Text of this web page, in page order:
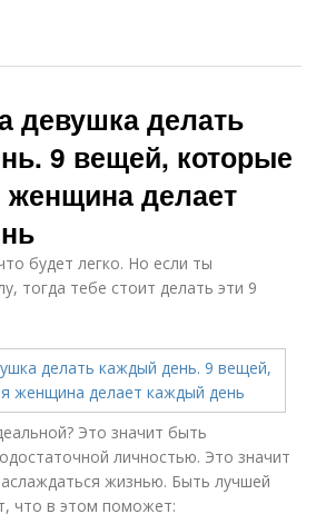
девушка делать
9 вещей, которые
женщина делает
будет легко. Но если ты
тогда тебе стоит делать эти 9
Это значит быть
личностью. Это значит
жизнью. Быть лучшей
что в этом поможет: